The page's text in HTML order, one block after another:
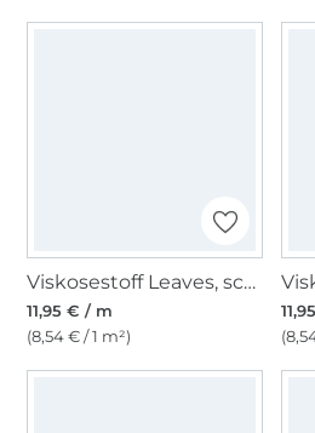
Viskosestoff Leaves, schwarz
11,95 € / m
(8,54 € / 1 m²)